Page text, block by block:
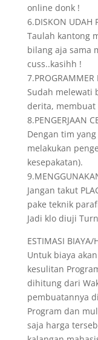
online donk !
6.DISKON UDAH
Taulah kantong
bilang aja sama
cuss..kasihh !
7.PROGRAMMER
Sudah melewati
derita, membuat
8.PENGERJAAN
Dengan tim
melakukan
kesepakatan).
Jangan takut
pake teknik
Jadi klo diuji
ESTIMASI BIAYA/
Untuk biaya
kesulitan
dihitung dari
pembuatannya
Program dan
saja harga